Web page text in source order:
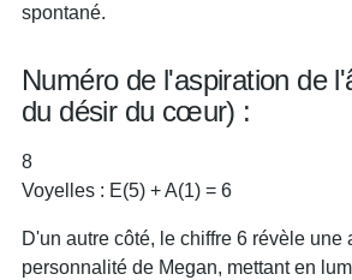
spontané.
Numéro de l'aspiration de
du désir du cœur) :
8
Voyelles : E(5) + A(1) = 6
D'un autre côté, le chiffre 6 révèle une
personnalité de Megan, mettant en